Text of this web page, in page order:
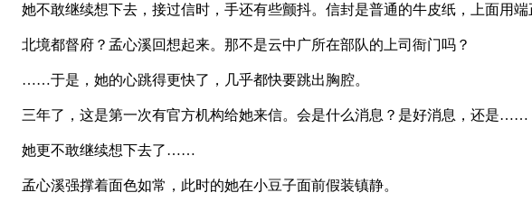
她不敢继续想下去，接过信时，手还有些颤抖。信封是普通的牛皮纸，上面用
北境都督府？孟心溪回想起来。那不是云中广所在部队的上司衙门吗？
……于是，她的心跳得更快了，几乎都快要跳出胸腔。
三年了，这是第一次有官方机构给她来信。会是什么消息？是好消息，还是……
她更不敢继续想下去了……
孟心溪强撑着面色如常，此时的她在小豆子面前假装镇静。